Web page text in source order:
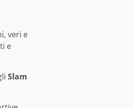
veri e
e
Slam